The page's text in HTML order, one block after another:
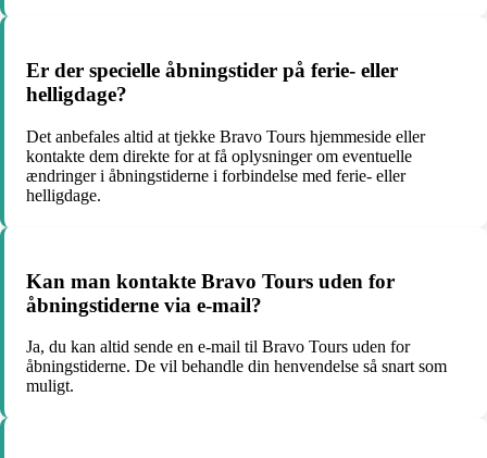
Er der specielle åbningstider på ferie- eller
helligdage?
Det anbefales altid at tjekke Bravo Tours hjemmeside eller
kontakte dem direkte for at få oplysninger om eventuelle
ændringer i åbningstiderne i forbindelse med ferie- eller
helligdage.
Kan man kontakte Bravo Tours uden for
åbningstiderne via e-mail?
Ja, du kan altid sende en e-mail til Bravo Tours uden for
åbningstiderne. De vil behandle din henvendelse så snart som
muligt.